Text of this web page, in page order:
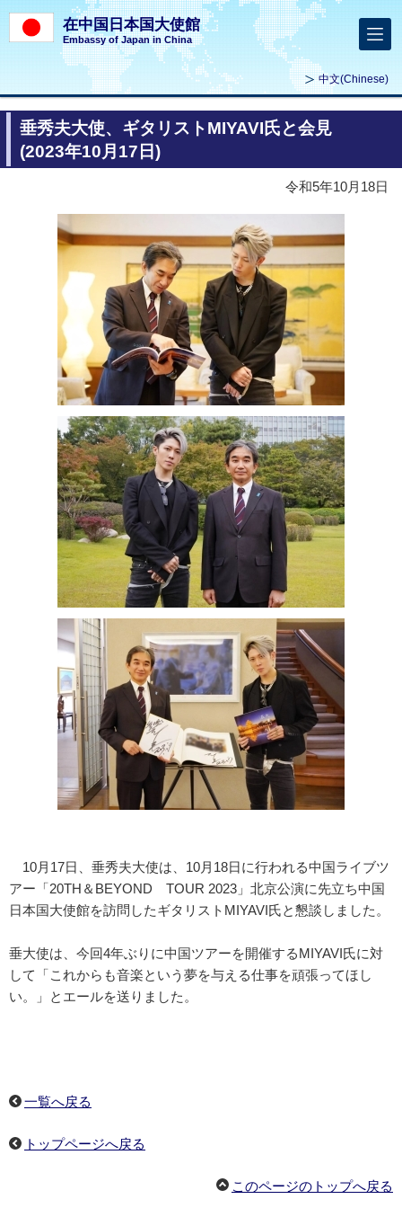
在中国日本国大使館
Embassy of Japan in China
中文(Chinese)
垂秀夫大使、ギタリストMIYAVI氏と会見
(2023年10月17日)
令和5年10月18日
10月17日、垂秀夫大使は、10月18日に行われる中国ライブツ
アー「20TH＆BEYOND TOUR 2023」北京公演に先立ち中国
日本国大使館を訪問したギタリストMIYAVI氏と懇談しました。
垂大使は、今回4年ぶりに中国ツアーを開催するMIYAVI氏に対
して「これからも音楽という夢を与える仕事を頑張ってほし
い。」とエールを送りました。
一覧へ戻る
トップページへ戻る
このページのトップへ戻る